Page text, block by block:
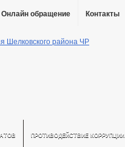
Онлайн обращение Контакты
ПРОТИВОДЕЙСТВИЕ КОРРУПЦИИ